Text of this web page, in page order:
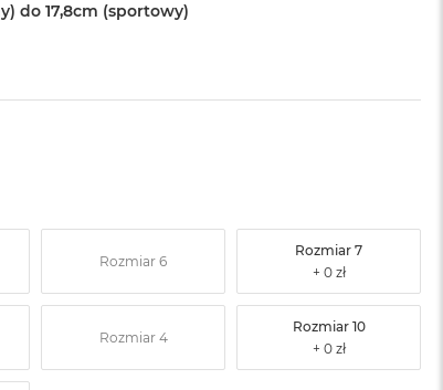
do 17,8cm (sportowy)
Rozmiar 6
Rozmiar 7
Rozmiar 4
Rozmiar 10